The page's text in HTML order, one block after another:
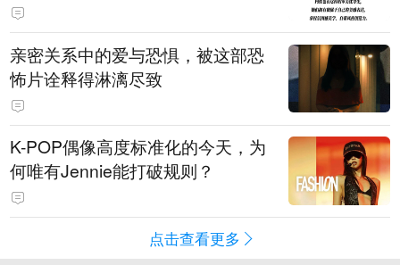
亲密关系中的爱与恐惧，被这部恐
怖片诠释得淋漓尽致
K-POP偶像高度标准化的今天，为
何唯有Jennie能打破规则？
点击查看更多